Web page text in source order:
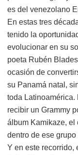
es del venezolano
En estas tres
tenido la
evolucionar en su
poeta Rubén
ocasión de
su Panamá natal,
toda Latinoamérica.
recibir un Grammy
álbum Kamikaze, el
dentro de ese grupo
Y en este recorrido,